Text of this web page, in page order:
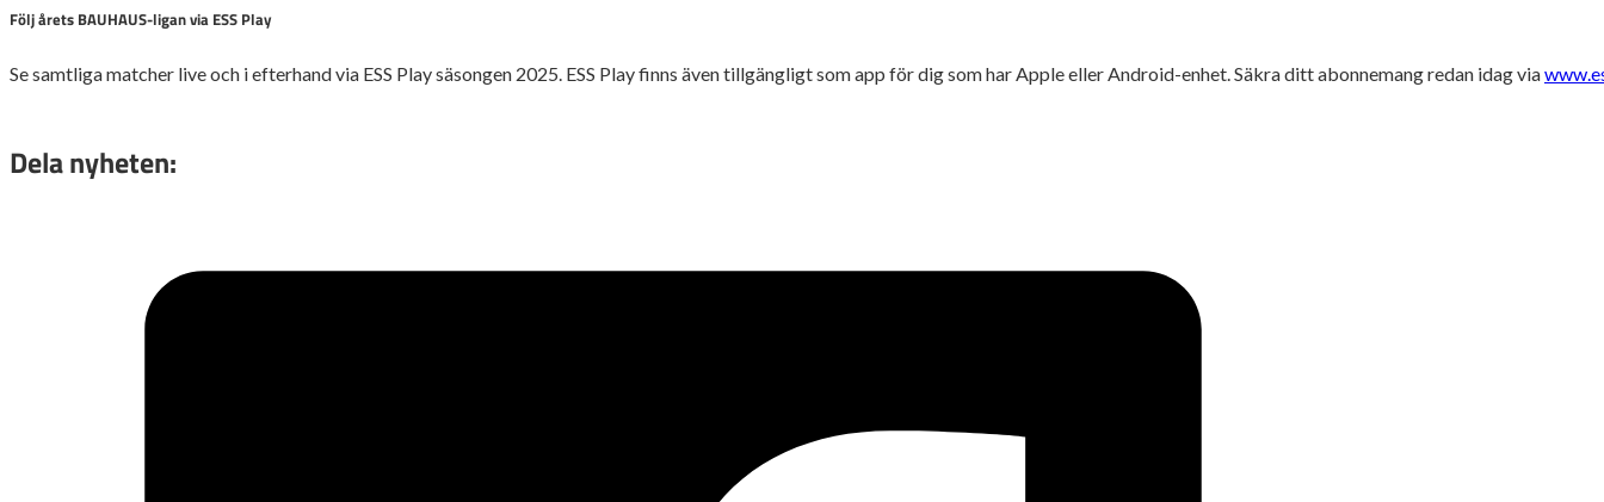
Följ årets BAUHAUS-ligan via ESS Play
Se samtliga matcher live och i efterhand via ESS Play säsongen 2025. ESS Play finns även tillgängligt som app för dig som har Apple eller Android-enhet. Säkra ditt abonnemang redan idag via
Dela nyheten: